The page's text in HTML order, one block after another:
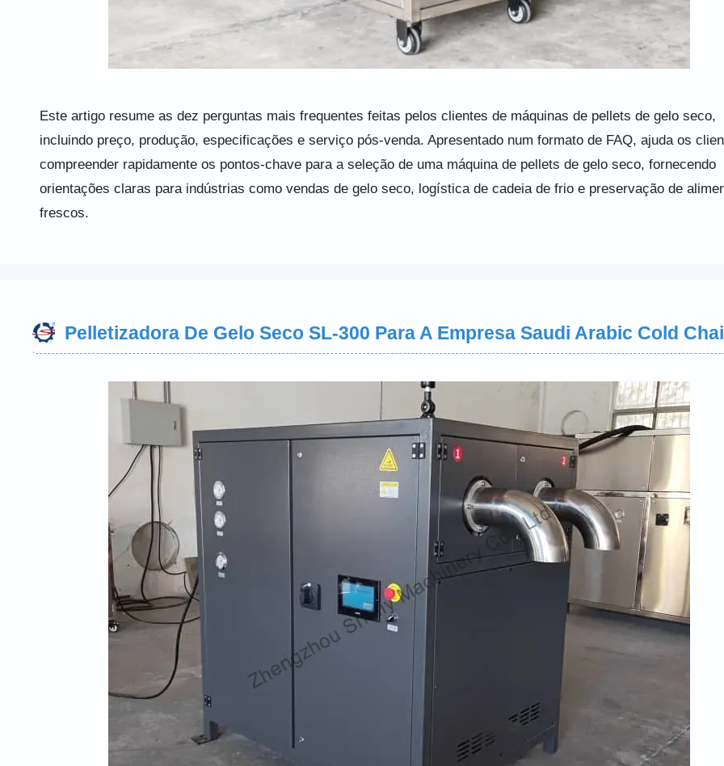
Este artigo resume as dez perguntas mais frequentes feitas pelos clientes de máquinas de pellets de gelo seco,
incluindo preço, produção, especificações e serviço pós-venda. Apresentado num formato de FAQ, ajuda os
compreender rapidamente os pontos-chave para a seleção de uma máquina de pellets de gelo seco, fornecendo
orientações claras para indústrias como vendas de gelo seco, logística de cadeia de frio e preservação de
frescos.
Pelletizadora De Gelo Seco SL-300 Para A Empresa Saudi Arabic Cold